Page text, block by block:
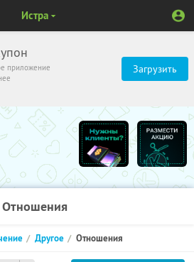
приложение
Загрузить
Истра
Отношения
Другое Отношения